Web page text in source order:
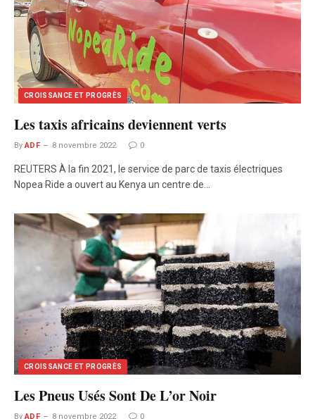
CROISSANCE ET PROGRÈS
Les taxis africains deviennent verts
By ADF 8 novembre 2022 0
REUTERS À la fin 2021, le service de parc de taxis électriques
Nopea Ride a ouvert au Kenya un centre de…
CROISSANCE ET PROGRÈS
Les Pneus Usés Sont De L’or Noir
By ADF 8 novembre 2022 0